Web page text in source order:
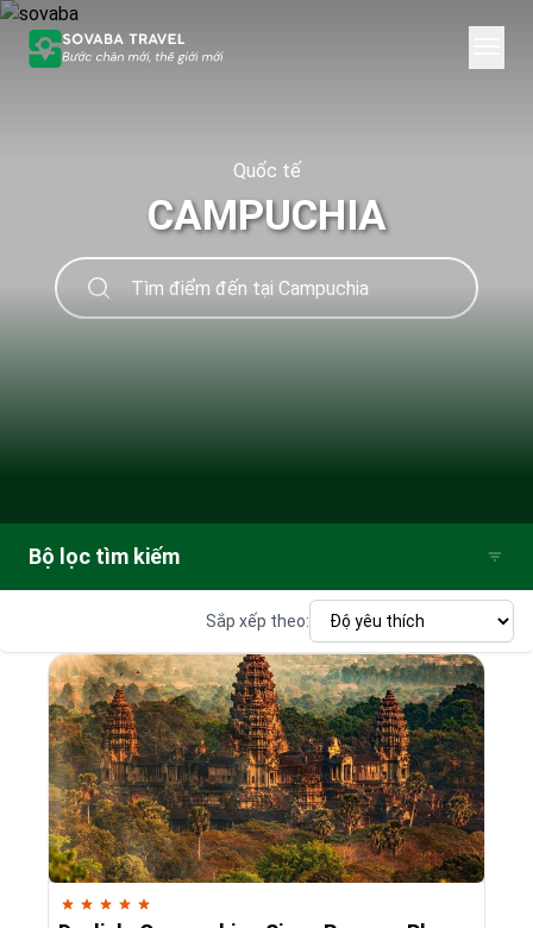
Quốc tế
CAMPUCHIA
Bộ lọc tìm kiếm
Sắp xếp theo: